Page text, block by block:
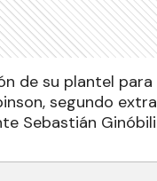
de su plantel
segundo
Sebastián